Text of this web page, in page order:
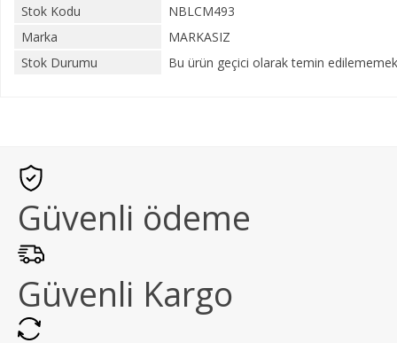
Stok Kodu
NBLCM493
Marka
MARKASIZ
Stok Durumu
Bu ürün geçici olarak temin
Güvenli ödeme
Güvenli Kargo